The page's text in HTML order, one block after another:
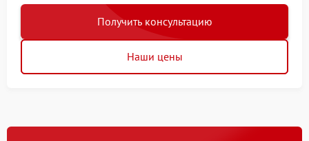
Получить консультацию
Наши цены